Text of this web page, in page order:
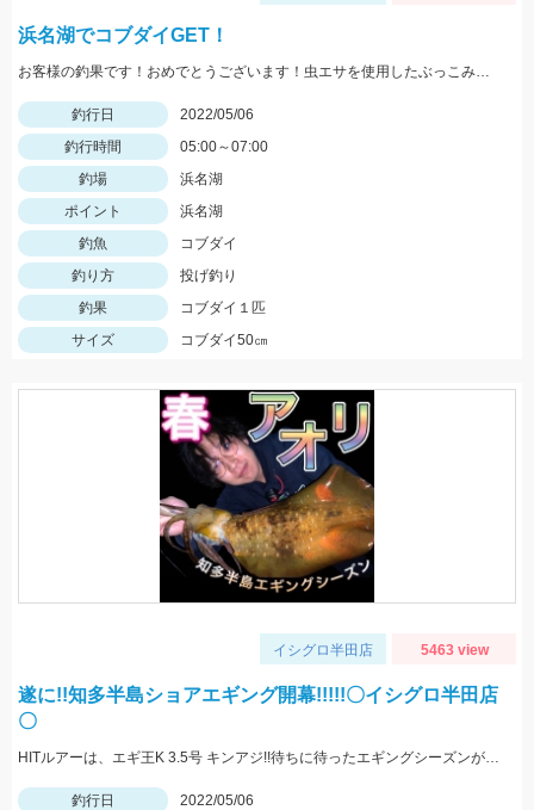
浜名湖でコブダイGET！
お客様の釣果です！おめでとうございます！虫エサを使用したぶっこみ釣りにて。
釣行日
2022/05/06
釣行時間
05:00～07:00
釣場
浜名湖
ポイント
浜名湖
釣魚
コブダイ
釣り方
投げ釣り
釣果
コブダイ１匹
サイズ
コブダイ50㎝
イシグロ半田店 5463 view
遂に!!知多半島ショアエギング開幕!!!!!〇イシグロ半田店
〇
HITルアーは、エギ王K 3.5号 キンアジ!!待ちに待ったエギングシーズンが始まりましたので皆様も是非!!
釣行日
2022/05/06